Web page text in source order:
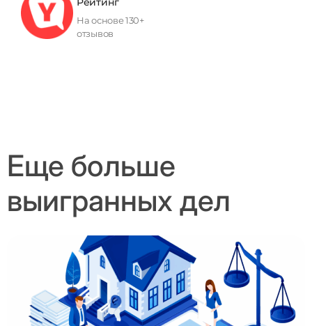
На основе 130+
отзывов
Еще больше
выигранных дел